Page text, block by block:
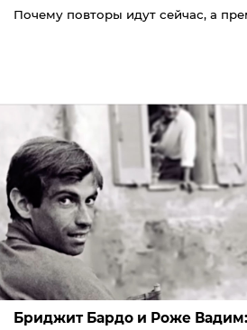
Почему повторы идут сейчас, а
Бриджит Бардо и Роже